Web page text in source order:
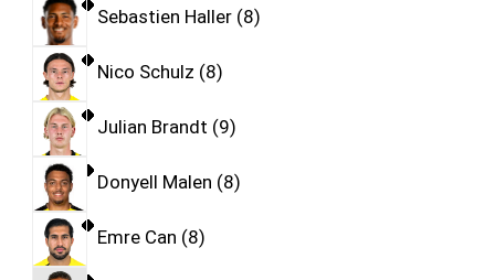
Sebastien Haller 8
Nico Schulz 8
Julian Brandt 9
Donyell Malen 8
Emre Can 8